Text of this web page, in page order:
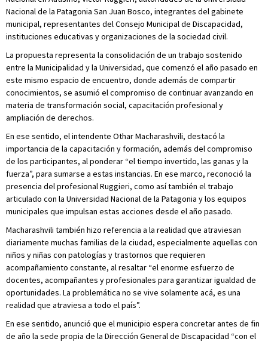
Nacional de la Patagonia San Juan Bosco, integrantes del gabinete
municipal, representantes del Consejo Municipal de Discapacidad,
instituciones educativas y organizaciones de la sociedad civil.
La propuesta representa la consolidación de un trabajo sostenido
entre la Municipalidad y la Universidad, que comenzó el año pasado en
este mismo espacio de encuentro, donde además de compartir
conocimientos, se asumió el compromiso de continuar avanzando en
materia de transformación social, capacitación profesional y
ampliación de derechos.
En ese sentido, el intendente Othar Macharashvili, destacó la
importancia de la capacitación y formación, además del compromiso
de los participantes, al ponderar “el tiempo invertido, las ganas y la
fuerza”, para sumarse a estas instancias. En ese marco, reconoció la
presencia del profesional Ruggieri, como así también el trabajo
articulado con la Universidad Nacional de la Patagonia y los equipos
municipales que impulsan estas acciones desde el año pasado.
Macharashvili también hizo referencia a la realidad que atraviesan
diariamente muchas familias de la ciudad, especialmente aquellas con
niños y niñas con patologías y trastornos que requieren
acompañamiento constante, al resaltar “el enorme esfuerzo de
docentes, acompañantes y profesionales para garantizar igualdad de
oportunidades. La problemática no se vive solamente acá, es una
realidad que atraviesa a todo el país”.
En ese sentido, anunció que el municipio espera concretar antes de fin
de año la sede propia de la Dirección General de Discapacidad “con el